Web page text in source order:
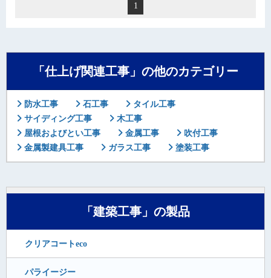
1
「仕上げ関連工事」の他のカテゴリー
防水工事 石工事
タイル工事
サイディング工事
木工事
屋根およびとい工事
金属工事
吹付工事
金属製建具工事
ガラス工事 塗装工事
「建築工事」の製品
クリアコートeco
パライージー